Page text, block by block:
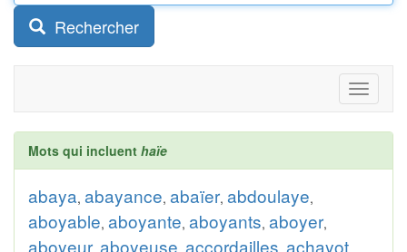
Rechercher
Toggle
Mots qui incluent haïe
abaya, abayance, abaïer, abdoulaye,
aboyable, aboyante, aboyants, aboyer,
aboyeur, aboyeuse, accordailles, achayot,